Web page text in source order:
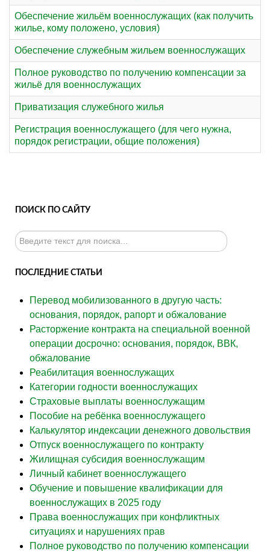
Обеспечение жильём военнослужащих (как получить
жилье, кому положено, условия)
Обеспечение служебным жильем военнослужащих
Полное руководство по получению компенсации за
жильё для военнослужащих
Приватизация служебного жилья
Регистрация военнослужащего (для чего нужна,
порядок регистрации, общие положения)
ПОИСК ПО САЙТУ
Искать...
ПОСЛЕДНИЕ СТАТЬИ
Перевод мобилизованного в другую часть:
основания, порядок, рапорт и обжалование
Расторжение контракта на специальной военной
операции досрочно: основания, порядок, ВВК,
обжалование
Реабилитация военнослужащих
Категории годности военнослужащих
Страховые выплаты военнослужащим
Пособие на ребёнка военнослужащего
Калькулятор индексации денежного довольствия
Отпуск военнослужащего по контракту
Жилищная субсидия военнослужащим
Личный кабинет военнослужащего
Обучение и повышение квалификации для
военнослужащих в 2025 году
Права военнослужащих при конфликтных
ситуациях и нарушениях прав
Полное руководство по получению компенсации